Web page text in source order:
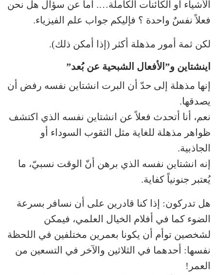
الأشياء او الكائنات الكاملة…. أما عن سؤال هل نحن
فعلاً نفسٌ واحدة ؟ فإليكم جواب علم الفيزياء.
لكن ثمة أمور مذهلة أكثر (إذا أمكن ذلك).
اينشتاين و”الأفعال الشبحية عن بُعد”
إنها مذهلة إلى حدّ أن البرت انشتاين نفسه رفض أن
يصدقها.
نعم، أنا أتحدث فعلاً عن انشتاين نفسه الذي اكتشف
ظواهر مذهلة للغاية مثل الثقوب السوداء أو
الجاذبية.
إنه انشتاين نفسه الذي برهن أنّ الوقت نسبيّ، ما
يُعتبر جنونياً كفاية.
هل تدركون: إذا كنا قادرين على أن نسافر بسرعة
الضوء كما في أفلام الخيال العلمي، فيمكن
لشخصين توأم أن يكونا بعمرين مختلفين في اللحظة
نفسها: أحدهما في الثلاثين والآخر في التسعين من
العمر!